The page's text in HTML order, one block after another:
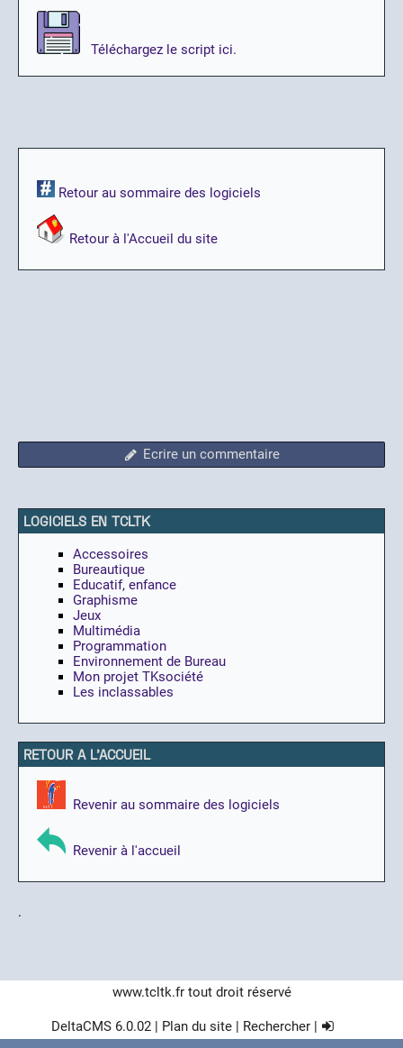
Téléchargez le script ici.
Retour au sommaire des logiciels
Retour à l'Accueil du site
Ecrire un commentaire
LOGICIELS EN TCLTK
Accessoires
Bureautique
Educatif, enfance
Graphisme
Jeux
Multimédia
Programmation
Environnement de Bureau
Mon projet TKsociété
Les inclassables
RETOUR A L'ACCUEIL
Revenir au sommaire des logiciels
Revenir à l'accueil
.
www.tcltk.frtout droit réservé
DeltaCMS6.0.02| Plan du site| Rechercher|